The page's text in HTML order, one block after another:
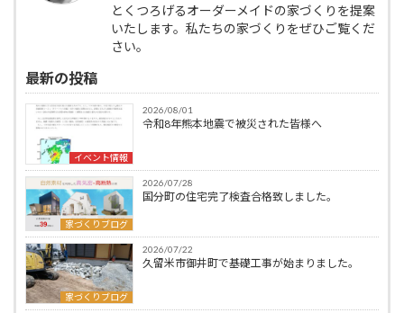
とくつろげるオーダーメイドの家づくりを提案
いたします。私たちの家づくりをぜひご覧くだ
さい。
最新の投稿
イベント情報
2026/08/01
令和8年熊本地震で被災された皆様へ
家づくりブログ
2026/07/28
国分町の住宅完了検査合格致しました。
家づくりブログ
2026/07/22
久留米市御井町で基礎工事が始まりました。